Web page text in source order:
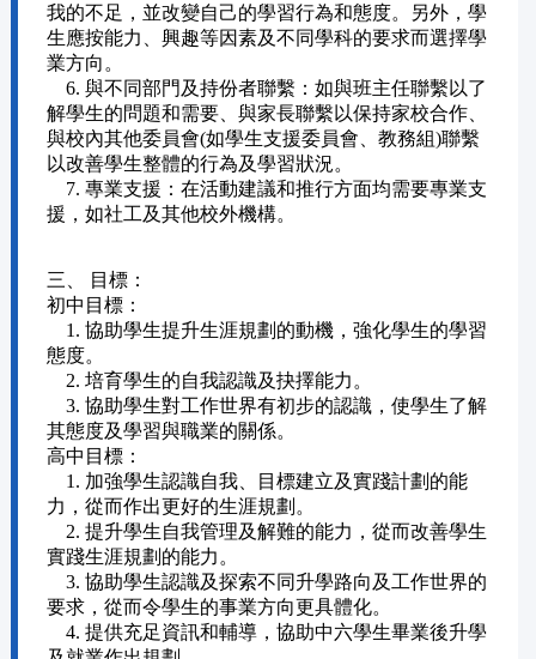
我的不足，並改變自己的學習行為和態度。另外，學
生應按能力、興趣等因素及不同學科的要求而選擇學
業方向。
6. 與不同部門及持份者聯繫：如與班主任聯繫以了
解學生的問題和需要、與家長聯繫以保持家校合作、
與校內其他委員會(如學生支援委員會、教務組)聯繫
以改善學生整體的行為及學習狀況。
7. 專業支援：在活動建議和推行方面均需要專業支
援，如社工及其他校外機構。
三、 目標：
初中目標：
1. 協助學生提升生涯規劃的動機，強化學生的學習
態度。
2. 培育學生的自我認識及抉擇能力。
3. 協助學生對工作世界有初步的認識，使學生了解
其態度及學習與職業的關係。
高中目標：
1. 加強學生認識自我、目標建立及實踐計劃的能
力，從而作出更好的生涯規劃。
2. 提升學生自我管理及解難的能力，從而改善學生
實踐生涯規劃的能力。
3. 協助學生認識及探索不同升學路向及工作世界的
要求，從而令學生的事業方向更具體化。
4. 提供充足資訊和輔導，協助中六學生畢業後升學